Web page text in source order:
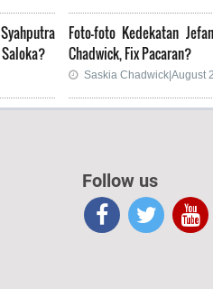
Foto-foto Kedekatan
Chadwick, Fix Pacaran?
Saskia Chadwick|August
Follow us